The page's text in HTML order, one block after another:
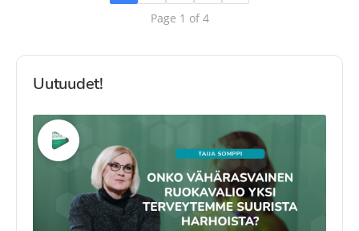
Page 1 of 4
Uutuudet!